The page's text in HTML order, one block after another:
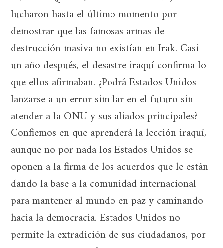
lucharon hasta el último momento por
demostrar que las famosas armas de
destrucción masiva no existían en Irak. Casi
un año después, el desastre iraquí confirma lo
que ellos afirmaban. ¿Podrá Estados Unidos
lanzarse a un error similar en el futuro sin
atender a la ONU y sus aliados principales?
Confiemos en que aprenderá la lección iraquí,
aunque no por nada los Estados Unidos se
oponen a la firma de los acuerdos que le están
dando la base a la comunidad internacional
para mantener al mundo en paz y caminando
hacia la democracia. Estados Unidos no
permite la extradición de sus ciudadanos, por